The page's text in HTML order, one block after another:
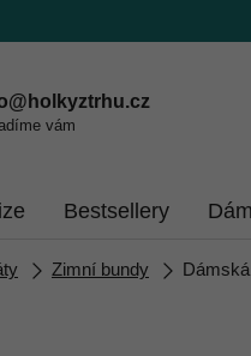
@ holkyztrhu.cz
vám
Bestsellery
Zimní bundy